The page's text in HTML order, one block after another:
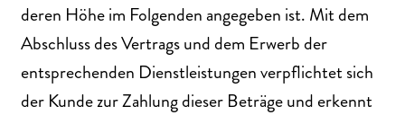
deren Höhe im Folgenden angegeben ist. Mit dem
Abschluss des Vertrags und dem Erwerb der
entsprechenden Dienstleistungen verpflichtet sich
der Kunde zur Zahlung dieser Beträge und erkennt